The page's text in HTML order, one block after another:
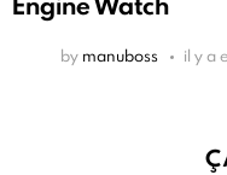
by manuboss il y a